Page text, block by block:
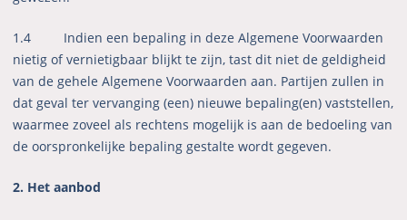
1.4 Indien een bepaling in deze Algemene Voorwaarden
nietig of vernietigbaar blijkt te zijn, tast dit niet de geldigheid
van de gehele Algemene Voorwaarden aan. Partijen zullen in
dat geval ter vervanging (een) nieuwe bepaling(en) vaststellen,
waarmee zoveel als rechtens mogelijk is aan de bedoeling van
de oorspronkelijke bepaling gestalte wordt gegeven.
2. Het aanbod